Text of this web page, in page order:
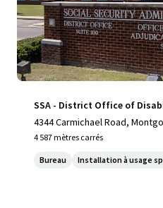
SSA - District Office of
4344 Carmichael Road,
4 587 mètres carrés
Bureau Installation à usage